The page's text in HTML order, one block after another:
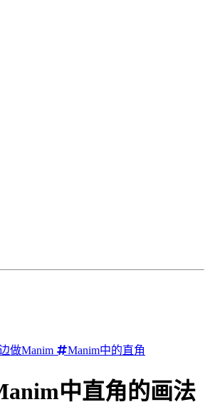
做Manim Manim中的直角
中直角的画法